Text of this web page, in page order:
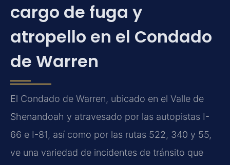
cargo de fuga y
atropello en el Condado
de Warren
El Condado de Warren, ubicado en el Valle de
Shenandoah y atravesado por las autopistas I-
66 e I-81, así como por las rutas 522, 340 y 55,
ve una variedad de incidentes de tránsito que